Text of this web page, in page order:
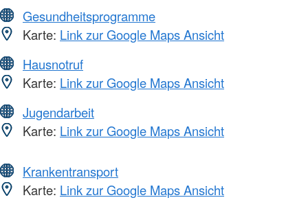
Gesundheitsprogramme
Karte: Link zur Google Maps Ansicht
Hausnotruf
Karte: Link zur Google Maps Ansicht
Jugendarbeit
Karte: Link zur Google Maps Ansicht
Krankentransport
Karte: Link zur Google Maps Ansicht